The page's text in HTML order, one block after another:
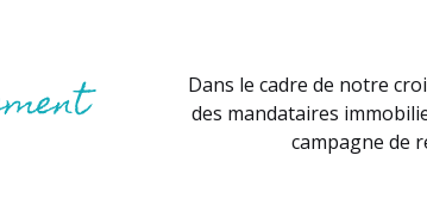
Dans le cadre de notre
des mandataires
campagne de